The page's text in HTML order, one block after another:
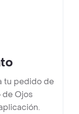
tu pedido de
de Ojos